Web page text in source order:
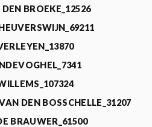
BROEKE_12526
DEN BOSSCHELLE_31207
BRAUWER_61500